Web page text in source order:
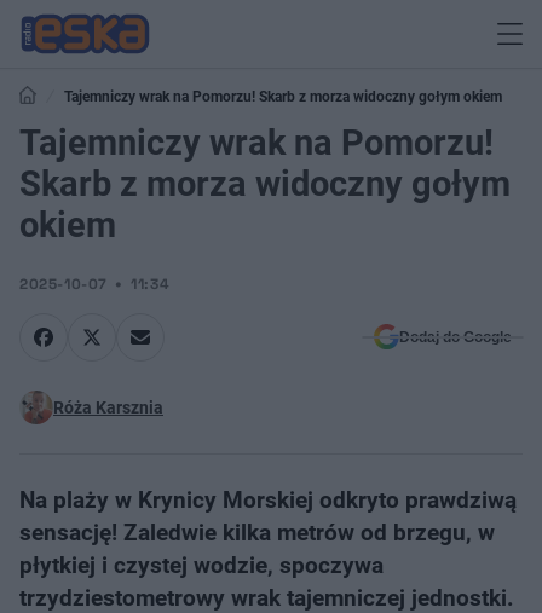
Tajemniczy wrak na Pomorzu! Skarb z morza widoczny gołym okiem
Tajemniczy wrak na Pomorzu!
Skarb z morza widoczny gołym
okiem
2025-10-07 11:34
Dodaj do Google
Róża Karsznia
Na plaży w Krynicy Morskiej odkryto prawdziwą
sensację! Zaledwie kilka metrów od brzegu, w
płytkiej i czystej wodzie, spoczywa
trzydziestometrowy wrak tajemniczej jednostki.